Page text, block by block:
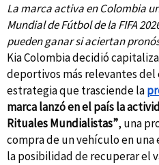
La marca activa en Colombia
Mundial de Fútbol de la FIFA
pueden ganar si aciertan
Kia Colombia decidió
deportivos más relevantes
estrategia que trasciende la
marca lanzó en el país la
Rituales Mundialistas”, una
compra de un vehículo en
la posibilidad de recuperar el